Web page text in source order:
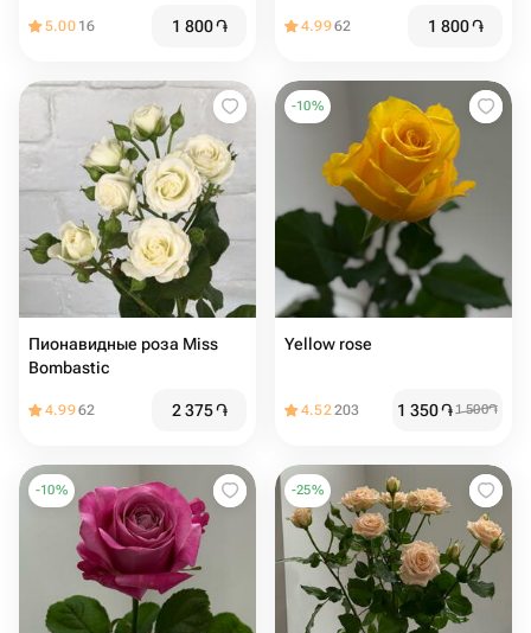
5.00 16 1 800֏ 4.9962 1 800֏
Пионавидные роза Miss
Bombastic
4.9962 2 375֏
-10%
Yellow rose
4.52203 1 350֏1 500֏
-10% -25%